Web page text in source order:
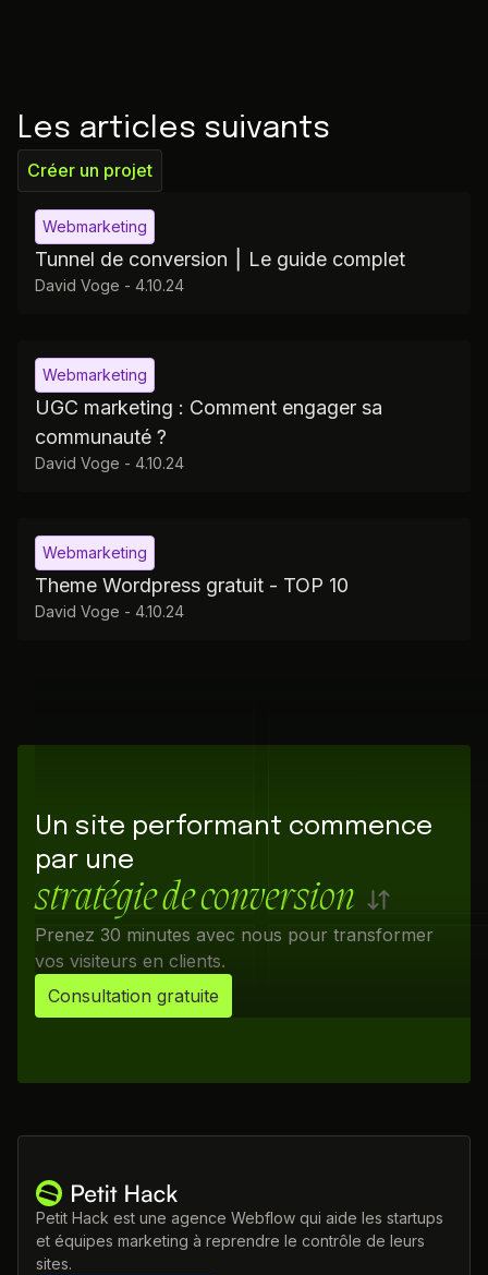
Les articles suivants
Créer un projet
Webmarketing
Tunnel de conversion ⎮ Le guide complet
David Voge - 4.10.24
Webmarketing
UGC marketing : Comment engager sa
communauté ?
David Voge - 4.10.24
Webmarketing
Theme Wordpress gratuit - TOP 10
David Voge - 4.10.24
Un site performant commence
par une
stratégie de conversion
Prenez 30 minutes avec nous pour transformer
vos visiteurs en clients.
Consultation gratuite
Petit Hack est une agence Webflow qui aide les startups
et équipes marketing à reprendre le contrôle de leurs
sites.